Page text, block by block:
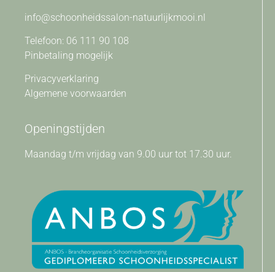
info@schoonheidssalon-natuurlijkmooi.nl
Telefoon: 06 111 90 108
Pinbetaling mogelijk
Privacyverklaring
Algemene voorwaarden
Openingstijden
Maandag t/m vrijdag van 9.00 uur tot 17.30 uur.